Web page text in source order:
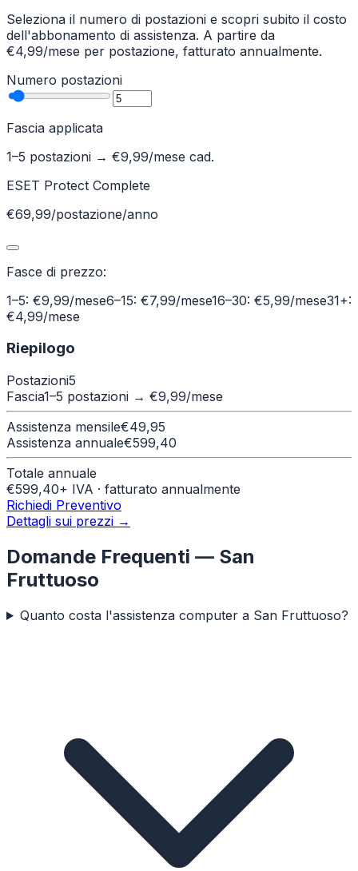
Seleziona il numero di postazioni e scopri subito il costo
dell'abbonamento di assistenza. A partire da
€4,99/mese per postazione, fatturato annualmente.
Numero postazioni
Fascia applicata
1–5 postazioni → €9,99/mese cad.
ESET Protect Complete
€69,99/postazione/anno
Fasce di prezzo:
1–5: €9,99/mese6–15: €7,99/mese16–30: €5,99/mese31+:
€4,99/mese
Riepilogo
Postazioni5
Fascia1–5 postazioni → €9,99/mese
Assistenza mensile€49,95
Assistenza annuale€599,40
Totale annuale
€599,40+ IVA · fatturato annualmente
Richiedi Preventivo
Dettagli sui prezzi →
Domande Frequenti — San
Fruttuoso
Quanto costa l'assistenza computer a San Fruttuoso?